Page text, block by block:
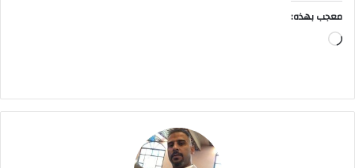
معجب بهذه:
جاري